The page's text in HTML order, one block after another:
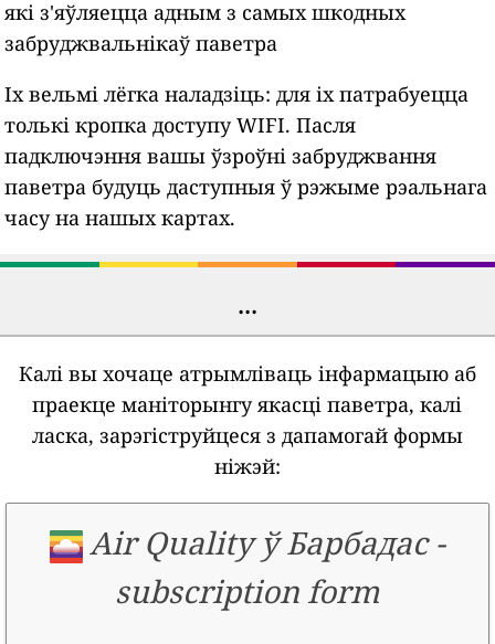
які з'яўляецца адным з самых шкодных
забруджвальнікаў паветра
Іх вельмі лёгка наладзіць: для іх патрабуецца
толькі кропка доступу WIFI. Пасля
падключэння вашы ўзроўні забруджвання
паветра будуць даступныя ў рэжыме рэальнага
часу на нашых картах.
...
Калі вы хочаце атрымліваць інфармацыю аб
праекце маніторынгу якасці паветра, калі
ласка, зарэгіструйцеся з дапамогай формы
ніжэй:
Air Quality ў Барбадас-
subscription form